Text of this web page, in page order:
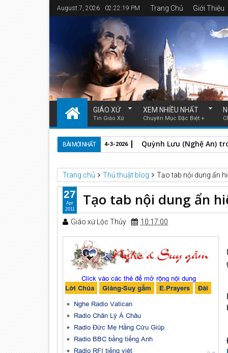
August 7, 2026 02:22:20 PM Trang Chủ Giới Thiệu
GIÁO XỨ
Tin Giáo Xứ
XEM NHIỀU NHẤT
Chuyên Mục Đặc Biệt +
BÀI MỚI NHẤT Đức Cha Anphongsô
3-3-2026
Trang chủ Thủ thuật blog Tạo tab nội dung ẩn
Tạo tab nội dung ẩn
Giáo xứ Lộc Thủy 10:17:00
27
Apr
2011